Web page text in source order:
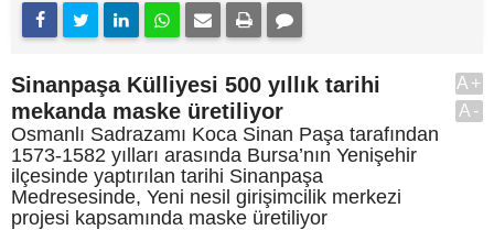
Sinanpaşa Külliyesi 500 yıllık tarihi
mekanda maske üretiliyor
Osmanlı Sadrazamı Koca Sinan Paşa tarafından
1573-1582 yılları arasında Bursa’nın Yenişehir
ilçesinde yaptırılan tarihi Sinanpaşa
Medresesinde, Yeni nesil girişimcilik merkezi
projesi kapsamında maske üretiliyor
A+
A-